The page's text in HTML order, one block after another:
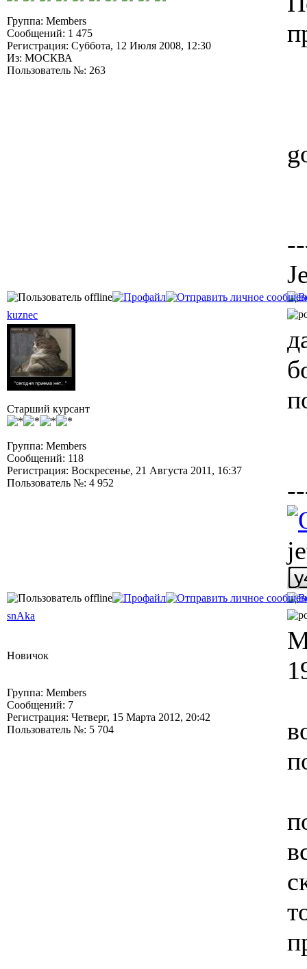
Группа: Members
Сообщений: 1 475
Регистрация: Суббота, 12 Июля 2008, 12:30
Из: МОСКВА
Пользователь №: 263
kuznec
Старший курсант
Группа: Members
Сообщений: 118
Регистрация: Воскресенье, 21 Августа 2011, 16:37
Пользователь №: 4 952
snAka
Новичок
Группа: Members
Сообщений: 7
Регистрация: Четверг, 15 Марта 2012, 20:42
Пользователь №: 5 704